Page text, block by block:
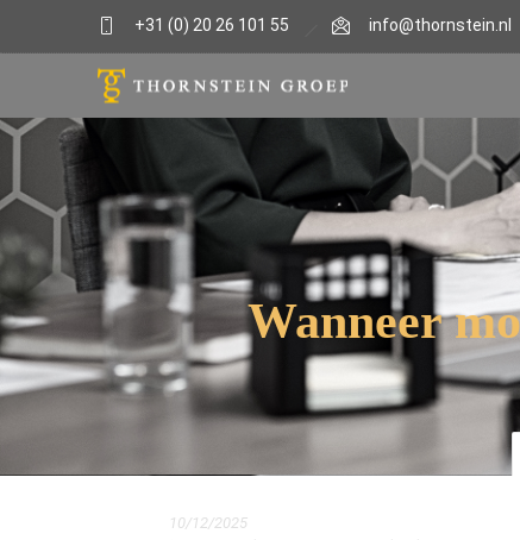
+31 (0) 20 26 101 55 info@thornstein.nl
Wanneer
10/12/2025